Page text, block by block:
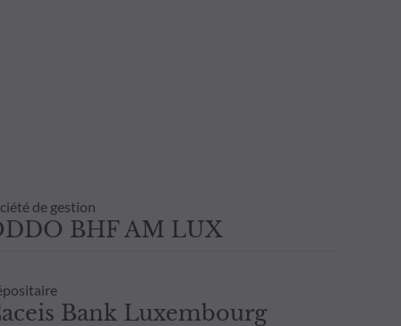
de gestion
BHF AM LUX
Bank Luxembourg
de l’usage de la présente
Il est donc recommandé